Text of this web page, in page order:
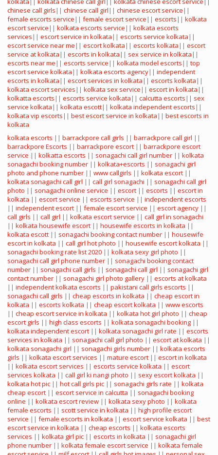
chinese call girls || chinese call girl || chinese escort service ||
female escorts service || female escort service || escorts || kolkata
escort service || kolkata escorts service || kolkata escorts
services || escort service in kolkata || escorts service kolkata ||
escort service near me || escort kolkata || escorts kolkata || escort
service at kolkata || escorts in kolkata || sex service in kolkata ||
escorts near me || escorts service || kolkata model escorts || top
escort service kolkata || kolkata escorts agency|| independent
escorts in kolkata || escort services in kolkata || escorts kolkata ||
kolkata escort services || kolkata sex service || escort in kolkata ||
kolkatta escorts || escorts service kolkata || calcutta escorts || sex
service kolkata || kolkata escott|| kolkata independent escorts ||
kolkata vip escorts || best escort service in kolkata || best escorts in
kolkata
kolkata escorts || barrackpore call girls || barrackpore call girl ||
barrackpore Escorts || barrackpore escort || barrackpore escort
service || kolkatta escorts || sonagachi call girl number || kolkata
sonagachi booking number || kolkata+escorts || sonagachi girl
photo and phone number || www callgirls || kolkata escort ||
kolkata sonagachi call girl || call girl sonagachi || sonagachi call girl
photo || sonagachi online service || escort || escorts || escort in
kolkata || escort service || escorts service || independent escorts
|| independent escort || female escort service || escort agency ||
call girls || call girl || kolkata escort service || call girl in sonagachi
|| kolkata housewife escort || housewife escorts in kolkata ||
kolkata escott || sonagachi booking contact number || housewife
escort in kolkata || call girl hot photo || housewife escort kolkata ||
sonagachi booking rate list 2020 || kolkata sexy girl photo ||
sonagachi call girl phone number || sonagachi booking contact
number || sonagachi call girls || sonagachi call girl || sonagachi girl
contact number || sonagachi girl photo gallery || escorts at kolkata
|| independent kolkata escorts || pakistani call girls escorts ||
sonagachi call girls || cheap escorts in kolkata || cheap escort in
kolkata || escorts kolkata || cheap escort kolkata || www escorts
|| cheap escort service in kolkata || kolkata hot girl photo || cheap
escort girls || high class escorts || kolkata sonagachi booking ||
kolkata independent escort || kolkata sonagachi girl rate || escorts
services in kolkata || sonagachi call girl photo || escort at kolkata ||
kolkata sonagachi girl || sonagachi girls number || kolkata escorts
girls || kolkata escort services || mature escort || escort in kolkata
|| kolkata escort services || escorts service kolkata || escort
services kolkata || call girl ki nangi photo || sexy escort kolkata ||
kolkata hot pic || hot call girls pic || sonagachi girls rate || kolkata
cheap escort || escort service in calcutta || sonagachi booking
online || kolkata escort review || kolkata sexy photo || kolkata
female escorts || scott service in kolkata || high profile escort
service || female escorts in kolkata || escort service kolkata || best
escort service in kolkata || cheap escorts || kolkata escorts
services || kolkata girl pic || escorts in kolkata || sonagachi girl
phone number || kolkata female escort service || kolkata female